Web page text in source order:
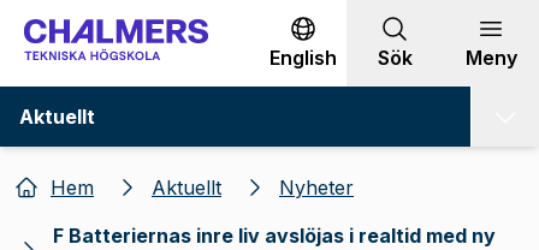
Gå till innehållet
English Sök Meny
Aktuellt
Hem Aktuellt
Nyheter
F Batteriernas inre liv avslöjas i realtid med ny